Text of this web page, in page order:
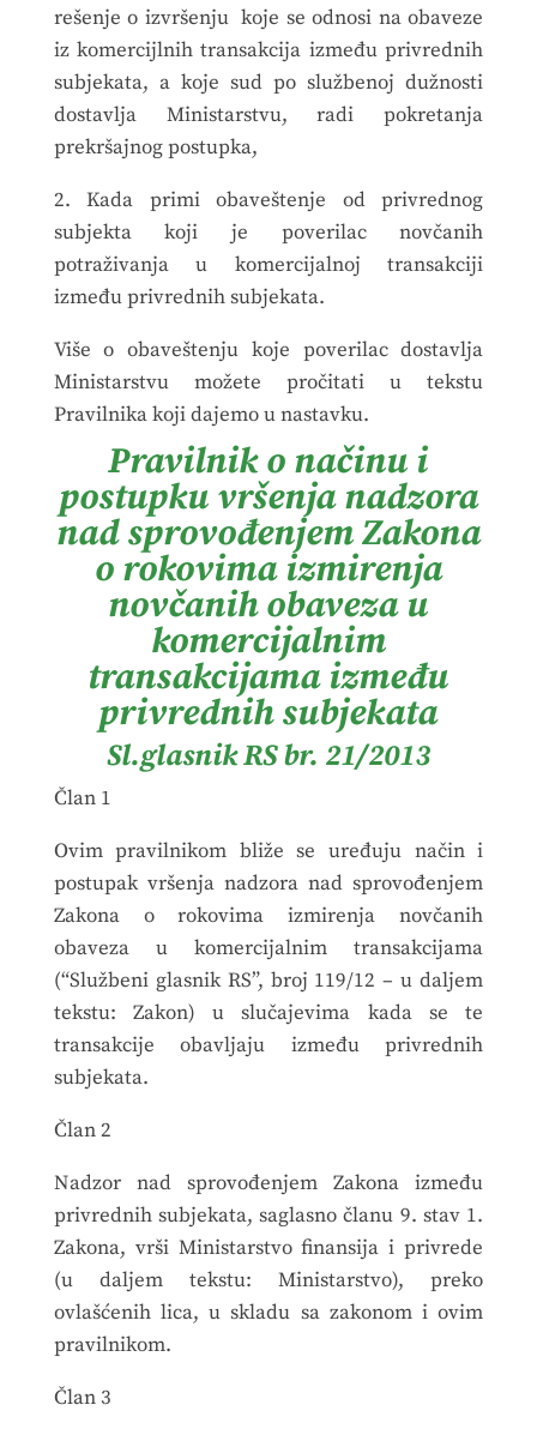
rešenje o izvršenju koje se odnosi na obaveze
iz komercijlnih transakcija između privrednih
subjekata, a koje sud po službenoj dužnosti
dostavlja Ministarstvu, radi pokretanja
prekršajnog postupka,
2. Kada primi obaveštenje od privrednog
subjekta koji je poverilac novčanih
potraživanja u komercijalnoj transakciji
između privrednih subjekata.
Više o obaveštenju koje poverilac dostavlja
Ministarstvu možete pročitati u tekstu
Pravilnika koji dajemo u nastavku.
Pravilnik o načinu i
postupku vršenja nadzora
nad sprovođenjem Zakona
o rokovima izmirenja
novčanih obaveza u
komercijalnim
transakcijama između
privrednih subjekata
Sl.glasnik RS br. 21/2013
Član 1
Ovim pravilnikom bliže se uređuju način i
postupak vršenja nadzora nad sprovođenjem
Zakona o rokovima izmirenja novčanih
obaveza u komercijalnim transakcijama
(“Službeni glasnik RS”, broj 119/12 – u daljem
tekstu: Zakon) u slučajevima kada se te
transakcije obavljaju između privrednih
subjekata.
Član 2
Nadzor nad sprovođenjem Zakona između
privrednih subjekata, saglasno članu 9. stav 1.
Zakona, vrši Ministarstvo finansija i privrede
(u daljem tekstu: Ministarstvo), preko
ovlašćenih lica, u skladu sa zakonom i ovim
pravilnikom.
Član 3